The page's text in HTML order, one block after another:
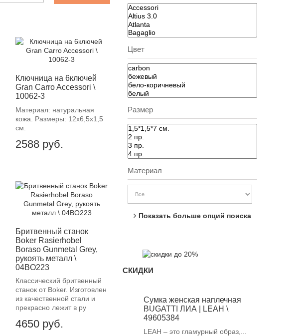
Ключница на 6ключей
Gran Carro Accessori \
10062-3
Материал: натуральная
кожа. Размеры: 12х6,5х1,5
см.
2588 руб.
Бритвенный станок
Boker Rasierhobel
Boraso Gunmetal Grey,
рукоять металл \
04BO223
Классический бритвенный
станок от Boker. Изготовлен
из качественной стали и
прекрасно лежит в ру
4650 руб.
Цвет
Размер
Материал
Показать больше опций поиска
СКИДКИ
Сумка женская наплечная
BUGATTI ЛИА | LEAH \
49605384
LEAH – это гламурный образ,...
-12%